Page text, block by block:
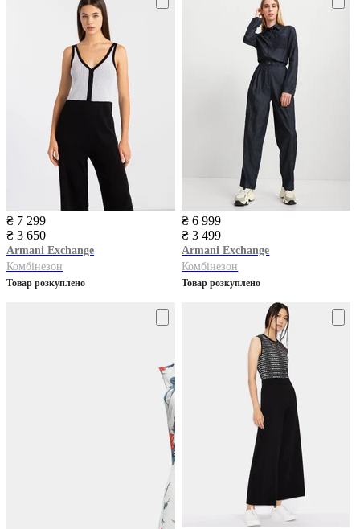
₴ 7 299
₴ 3 650
Armani Exchange
Комбінезон
Товар розкуплено
₴ 6 999
₴ 3 499
Armani Exchange
Комбінезон
Товар розкуплено